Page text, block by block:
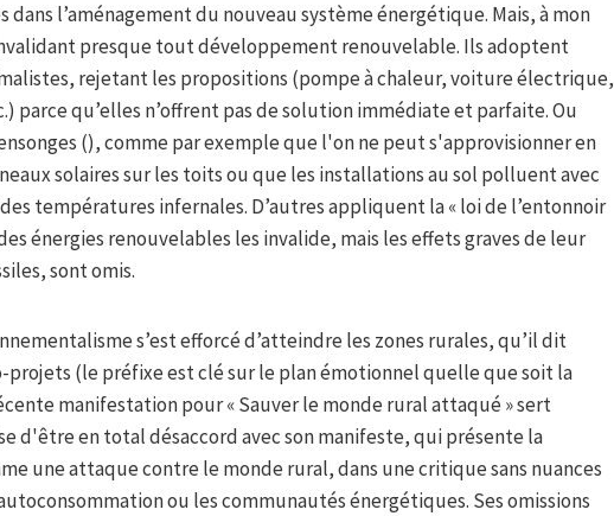
dans l’aménagement du nouveau système énergétique. Mais, à mon
presque tout développement renouvelable. Ils adoptent
rejetant les propositions (pompe à chaleur, voiture électrique,
parce qu’elles n’offrent pas de solution immédiate et parfaite. Ou
(), comme par exemple que l'on ne peut s'approvisionner en
solaires sur les toits ou que les installations au sol polluent avec
températures infernales. D’autres appliquent la « loi de l’entonnoir
énergies renouvelables les invalide, mais les effets graves de leur
sont omis.
s’est efforcé d’atteindre les zones rurales, qu’il dit
projets (le préfixe est clé sur le plan émotionnel quelle que soit la
manifestation pour « Sauver le monde rural attaqué » sert
d'être en total désaccord avec son manifeste, qui présente la
une attaque contre le monde rural, dans une critique sans nuances
ou les communautés énergétiques. Ses omissions